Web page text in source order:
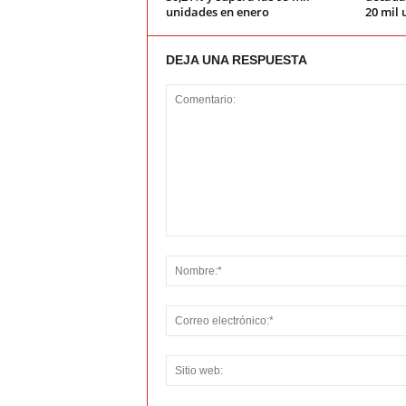
unidades en enero
20 mil
DEJA UNA RESPUESTA